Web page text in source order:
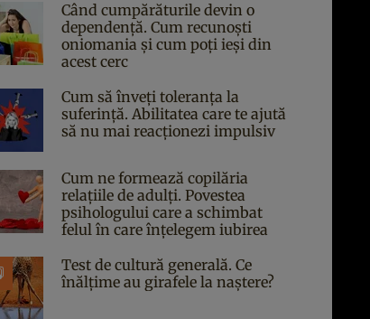
Când cumpărăturile devin o
dependență. Cum recunoști
oniomania și cum poți ieși din
acest cerc
Cum să înveți toleranța la
suferință. Abilitatea care te ajută
să nu mai reacționezi impulsiv
Cum ne formează copilăria
relațiile de adulți. Povestea
psihologului care a schimbat
felul în care înțelegem iubirea
Test de cultură generală. Ce
înălțime au girafele la naștere?